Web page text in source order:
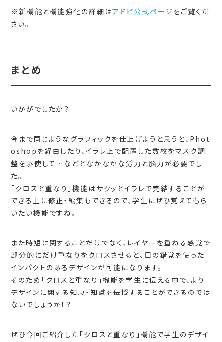
※新機能と機能強化の詳細はアドビ公式ページ をご覧くだ
さい。
まとめ
いかがでしたか？
今まで同じようなグラフィックを仕上げようと思うと、Phot
oshopを経由したり、イラレ上で配置した数枚をマスク調
整を駆使して…などとなかなかな労力と脳力が必要でし
た。
「クロスと重なり」機能はサクッとイラレで完結することが
できる上に修正・編集もできるので、学生にぜひ覚えてもら
いたい機能ですね。
また時短に関することだけでなく、レイヤーを重ねる感覚で
部分的にだけ重なりをクロスさせると、目の錯覚を使った
インパクトのあるデザインが可能になります。
そのため「クロスと重なり」機能を学生に伝える中で、より
デザインに関する知恵・知識を伝授することができるのでは
ないでしょうか！？
ぜひ今回ご紹介した「クロスと重なり」機能で学生のデザイ